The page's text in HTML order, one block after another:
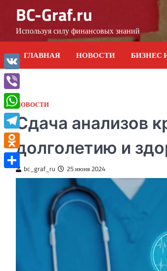
content
BC-Graf.ru
Используя силу финансовых знаний
ГЛАВНАЯ НОВОСТИ БИЗНЕС
НОВОСТИ
Сдача анализов
долголетию и
bc_graf_ru 25 июня 2024
VK
Viber
WhatsApp
Telegram
Odnoklassniki
Отправить